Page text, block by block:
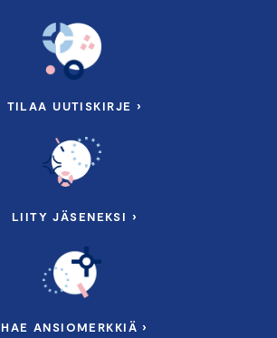
TILAA UUTISKIRJE ›
LIITY JÄSENEKSI ›
HAE ANSIOMERKKIÄ ›